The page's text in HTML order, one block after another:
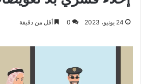
24 يونيو، 2023 0 أقل من دقيقة